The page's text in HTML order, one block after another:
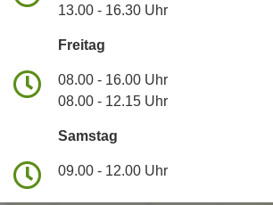
13.00 - 16.30 Uhr
Freitag
08.00 - 16.00 Uhr
08.00 - 12.15 Uhr
Samstag
09.00 - 12.00 Uhr